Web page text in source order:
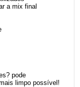
a mix final
pode
limpo possível!